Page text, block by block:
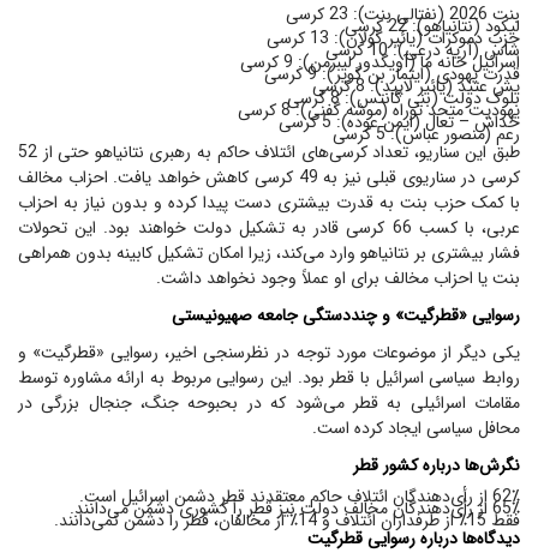
بنت 2026 (نفتالی بنت): 23 کرسی
لیکود (نتانیاهو): 22 کرسی
حزب دموکرات (یائیر گولان): 13 کرسی
شاس (آریه درعی): 10 کرسی
اسرائیل خانه ما (آویگدور لیبرمن): 9 کرسی
قدرت یهودی (ایتمار بن گویر): 9 کرسی
یش عتید (یائیر لاپید): 8 کرسی
بلوک دولت (بنی گانتس): 8 کرسی
یهودیت متحد توراه (موشه گفنی): 8 کرسی
خداش – تعال (ایمن عوده): 5 کرسی
رعم (منصور عباس): 5 کرسی
طبق این سناریو، تعداد کرسی‌های ائتلاف حاکم به رهبری نتانیاهو حتی از 52
کرسی در سناریوی قبلی نیز به 49 کرسی کاهش خواهد یافت. احزاب مخالف
با کمک حزب بنت به قدرت بیشتری دست پیدا کرده و بدون نیاز به احزاب
عربی، با کسب 66 کرسی قادر به تشکیل دولت خواهند بود. این تحولات
فشار بیشتری بر نتانیاهو وارد می‌کند، زیرا امکان تشکیل کابینه بدون همراهی
بنت یا احزاب مخالف برای او عملاً وجود نخواهد داشت.
رسوایی «قطرگیت» و چنددستگی جامعه صهیونیستی
یکی دیگر از موضوعات مورد توجه در نظرسنجی اخیر، رسوایی «قطرگیت» و
روابط سیاسی اسرائیل با قطر بود. این رسوایی مربوط به ارائه مشاوره توسط
مقامات اسرائیلی به قطر می‌شود که در بحبوحه جنگ، جنجال بزرگی در
محافل سیاسی ایجاد کرده است.
نگرش‌ها درباره کشور قطر
62٪ از رأی‌دهندگان ائتلاف حاکم معتقدند قطر دشمن اسرائیل است.
65٪ از رأی‌دهندگان مخالف دولت نیز قطر را کشوری دشمن می‌دانند.
فقط 15٪ از طرفداران ائتلاف و 14٪ از مخالفان، قطر را دشمن نمی‌دانند.
دیدگاه‌ها درباره رسوایی قطرگیت